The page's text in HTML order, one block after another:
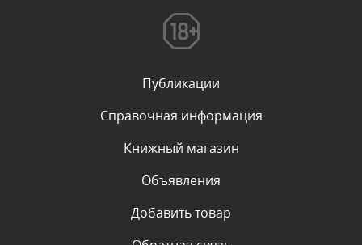
Текст комментария будет виден после проверки
Комментарий проверяется
Текст комментария будет виден после проверки
администратором.
Комментарий проверяется
администратором.
Публикации
Справочная информация
Книжный магазин
Объявления
Добавить товар